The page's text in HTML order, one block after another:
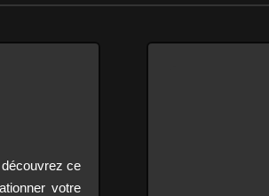
ce
votre